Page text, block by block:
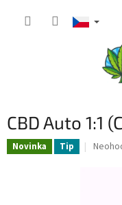
CBD Auto 1:1
Novinka Tip